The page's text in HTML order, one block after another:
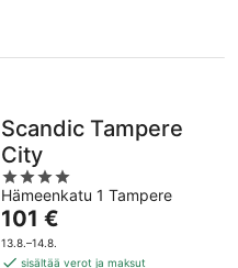
Scandic Tampere
City
4
out
of
5
Hämeenkatu 1 Tampere
Hinta
on
101 €
101 €
13.8.–14.8.
sisältää verot ja maksut